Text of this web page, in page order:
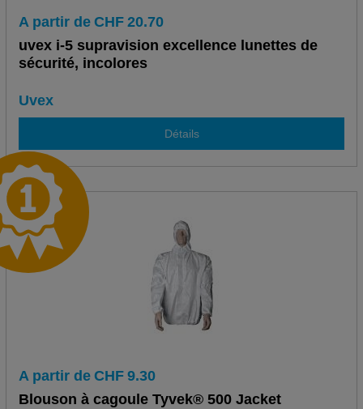
A partir de CHF 20.70
uvex i-5 supravision excellence lunettes de
sécurité, incolores
Uvex
Détails
A partir de CHF 9.30
Blouson à cagoule Tyvek® 500 Jacket